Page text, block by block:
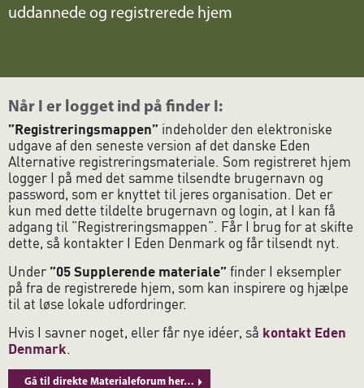
uddannede og registrerede hjem
Når I er logget ind på finder I:
”Registreringsmappen” indeholder den elektroniske
udgave af den seneste version af det danske Eden
Alternative registreringsmateriale. Som registreret hjem
logger I på med det samme tilsendte brugernavn og
password, som er knyttet til jeres organisation. Det er
kun med dette tildelte brugernavn og login, at I kan få
adgang til ”Registreringsmappen”. Får I brug for at skifte
dette, så kontakter I Eden Denmark og får tilsendt nyt.
Under ”05 Supplerende materiale” finder I eksempler
på fra de registrerede hjem, som kan inspirere og hjælpe
til at løse lokale udfordringer.
Hvis I savner noget, eller får nye idéer, så kontakt Eden
Denmark.
Gå til direkte Materialeforum her…